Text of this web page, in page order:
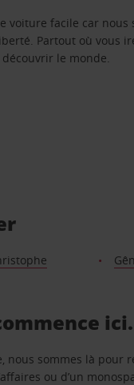
voiture facile car
Partout où vous
le monde.
ici.
nous sommes là
ou d’un